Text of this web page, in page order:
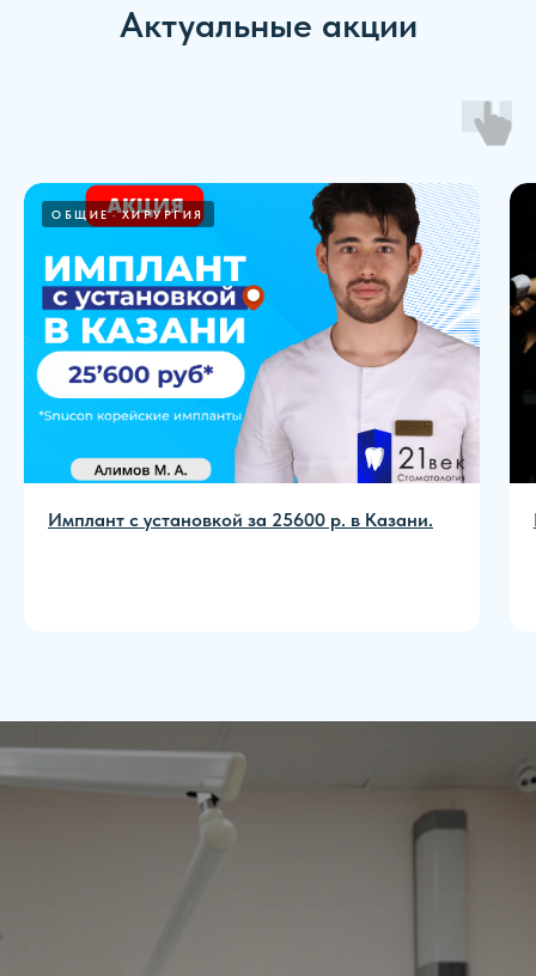
Актуальные акции
ОБЩИЕ ХИРУРГИЯ
Имплант с установкой за 25600 р. в Казани.